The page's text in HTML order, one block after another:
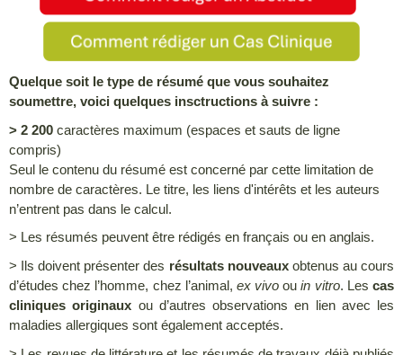
Quelque soit le type de résumé que vous souhaitez
soumettre, voici quelques insctructions à suivre :
> 2 200 caractères maximum (espaces et sauts de ligne
compris)
Seul le contenu du résumé est concerné par cette limitation de
nombre de caractères. Le titre, les liens d'intérêts et les auteurs
n’entrent pas dans le calcul.
> Les résumés peuvent être rédigés en français ou en anglais.
> Ils doivent présenter des résultats nouveauxobtenus au cours
d’études chez l’homme, chez l’animal, ex vivo ouin vitro. Lescas
cliniques originaux ou d’autres observations en lien avec les
maladies allergiques sont également acceptés.